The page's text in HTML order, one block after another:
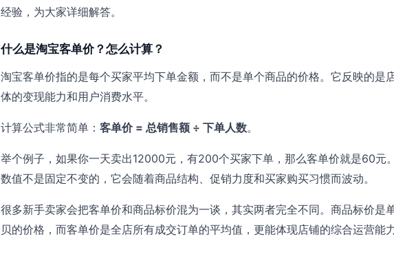
经验，为大家详细解答。
什么是淘宝客单价？怎么计算？
淘宝客单价指的是每个买家平均下单金额，而不是单个商品的价格。它反映的是
体的变现能力和用户消费水平。
计算公式非常简单： 客单价 = 总销售额 ÷ 下单人数。
举个例子，如果你一天卖出12000元，有200个买家下单，那么客单价就是60元
数值不是固定不变的，它会随着商品结构、促销力度和买家购买习惯而波动。
很多新手卖家会把客单价和商品标价混为一谈，其实两者完全不同。商品标价是
贝的价格，而客单价是全店所有成交订单的平均值，更能体现店铺的综合运营能力